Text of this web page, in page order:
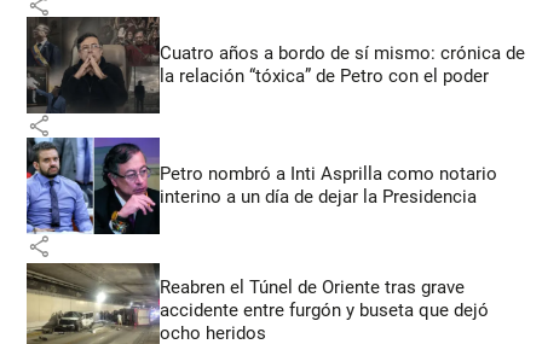
Cuatro años a bordo de sí mismo: crónica de
la relación “tóxica” de Petro con el poder
share
Petro nombró a Inti Asprilla como notario
interino a un día de dejar la Presidencia
share
Reabren el Túnel de Oriente tras grave
accidente entre furgón y buseta que dejó
ocho heridos